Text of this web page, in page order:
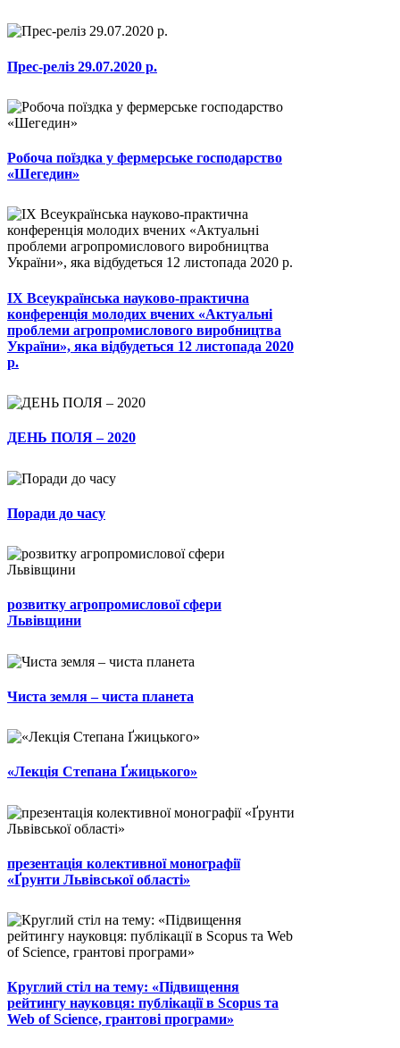
Прес-реліз 29.07.2020 р.
Робоча поїздка у фермерське господарство
«Шегедин»
ІХ Всеукраїнська науково-практична
конференція молодих вчених «Актуальні
проблеми агропромислового виробництва
України», яка відбудеться 12 листопада 2020
р.
ДЕНЬ ПОЛЯ – 2020
Поради до часу
розвитку агропромислової сфери
Львівщини
Чиста земля – чиста планета
«Лекція Степана Ґжицького»
презентація колективної монографії
«Ґрунти Львівської області»
Круглий стіл на тему: «Підвищення
рейтингу науковця: публікації в Scopus та
Web of Science, грантові програми»